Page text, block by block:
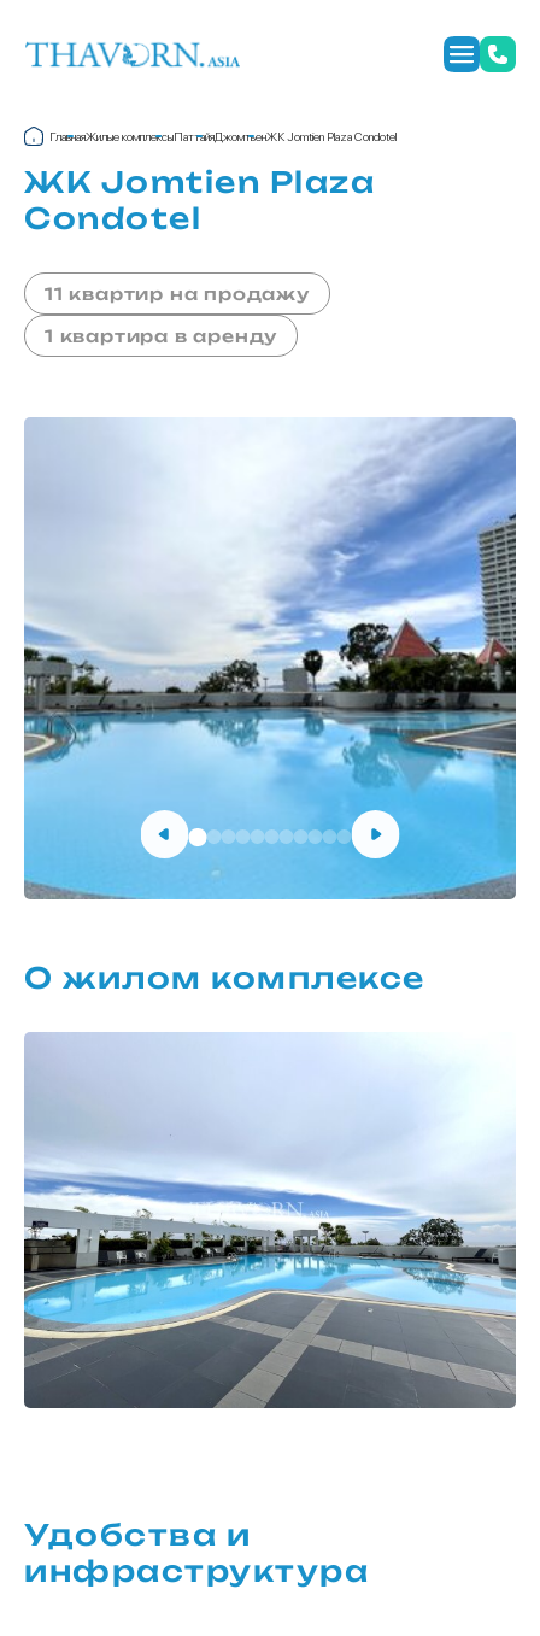
ГлавнаяЖилые комплексыПаттайяДжомтьенЖК Jomtien Plaza Condotel
ЖК Jomtien Plaza
Condotel
11 квартир на продажу
1 квартира в аренду
О жилом комплексе
Удобства и
инфраструктура